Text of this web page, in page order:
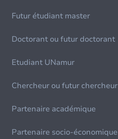
Futur étudiant master
Doctorant ou futur doctorant
Etudiant UNamur
Chercheur ou futur chercheur
Partenaire académique
Partenaire socio-économique